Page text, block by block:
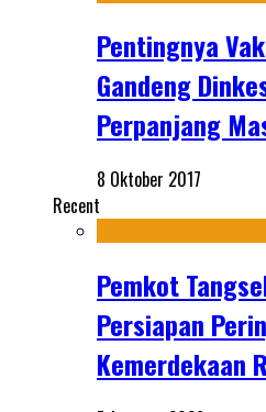
Pentingnya
Gandeng
Perpanjang
8 Oktober 2017
Recent
Pemkot
Persiapan
Kemerdekaan